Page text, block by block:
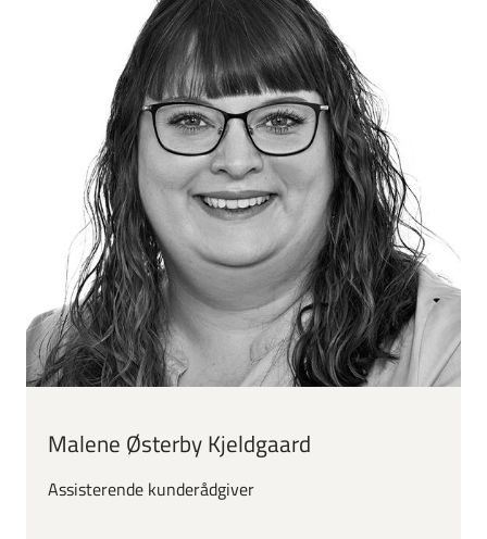
Malene Østerby Kjeldgaard
Assisterende kunderådgiver